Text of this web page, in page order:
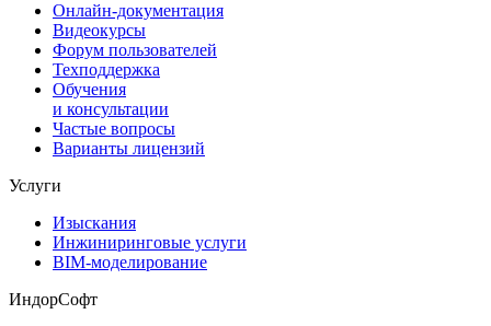
Онлайн-документация
Видеокурсы
Форум пользователей
Техподдержка
Обучения
и консультации
Частые вопросы
Варианты лицензий
Услуги
Изыскания
Инжиниринговые услуги
BIM-моделирование
ИндорСофт